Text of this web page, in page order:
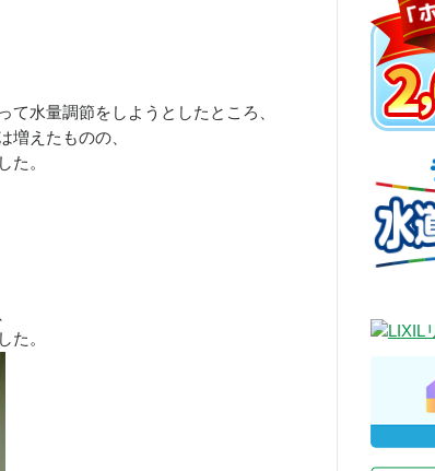
水量調節をしようとしたところ、
増えたものの、
た。
た。